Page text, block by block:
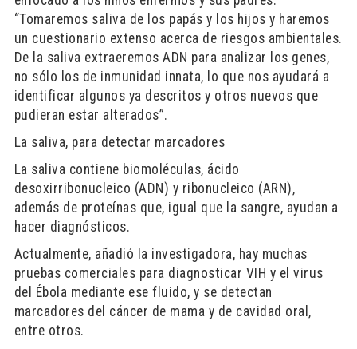
“Tomaremos saliva de los papás y los hijos y haremos
un cuestionario extenso acerca de riesgos ambientales.
De la saliva extraeremos ADN para analizar los genes,
no sólo los de inmunidad innata, lo que nos ayudará a
identificar algunos ya descritos y otros nuevos que
pudieran estar alterados”.
La saliva, para detectar marcadores
La saliva contiene biomoléculas, ácido
desoxirribonucleico (ADN) y ribonucleico (ARN),
además de proteínas que, igual que la sangre, ayudan a
hacer diagnósticos.
Actualmente, añadió la investigadora, hay muchas
pruebas comerciales para diagnosticar VIH y el virus
del Ébola mediante ese fluido, y se detectan
marcadores del cáncer de mama y de cavidad oral,
entre otros.